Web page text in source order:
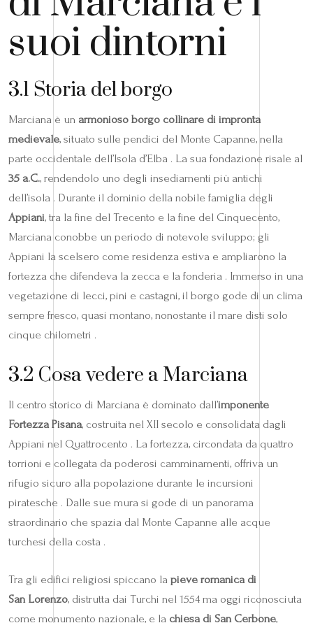
suoi dintorni
3.1 Storia del borgo
Marciana è un armonioso borgo collinare di impronta
medievale, situato sulle pendici del Monte Capanne, nella
parte occidentale dell’Isola d’Elba . La sua fondazione risale al
35 a.C., rendendolo uno degli insediamenti più antichi
dell’isola . Durante il dominio della nobile famiglia degli
Appiani, tra la fine del Trecento e la fine del Cinquecento,
Marciana conobbe un periodo di notevole sviluppo; gli
Appiani la scelsero come residenza estiva e ampliarono la
fortezza che difendeva la zecca e la fonderia . Immerso in una
vegetazione di lecci, pini e castagni, il borgo gode di un clima
sempre fresco, quasi montano, nonostante il mare disti solo
cinque chilometri .
3.2 Cosa vedere a Marciana
Il centro storico di Marciana è dominato dall’imponente
Fortezza Pisana, costruita nel XII secolo e consolidata dagli
Appiani nel Quattrocento . La fortezza, circondata da quattro
torrioni e collegata da poderosi camminamenti, offriva un
rifugio sicuro alla popolazione durante le incursioni
piratesche . Dalle sue mura si gode di un panorama
straordinario che spazia dal Monte Capanne alle acque
turchesi della costa .
Tra gli edifici religiosi spiccano la pieve romanica di
San Lorenzo, distrutta dai Turchi nel 1554 ma oggi riconosciuta
come monumento nazionale, e la chiesa di San Cerbone,